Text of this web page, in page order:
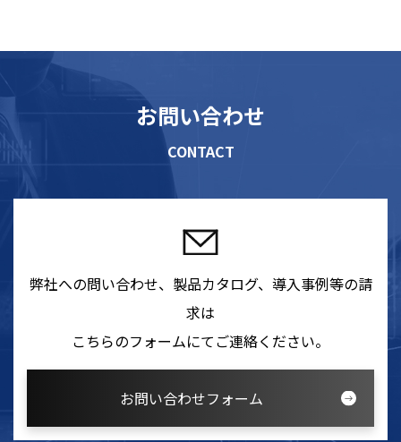
お問い合わせ
CONTACT
弊社への問い合わせ、製品カタログ、導入事例等の請
求は
こちらのフォームにてご連絡ください。
お問い合わせフォーム